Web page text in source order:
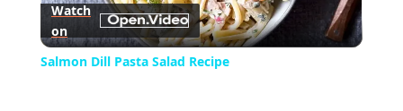
Video
Watch
on
Salmon Dill Pasta Salad Recipe